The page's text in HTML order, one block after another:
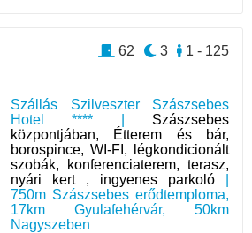
Szállás Szilveszter Szászsebes
Hotel **** | Szászsebes
központjában, Étterem és bár,
borospince, WI-FI, légkondicionált
szobák, konferenciaterem, terasz,
nyári kert , ingyenes parkoló
750m Szászsebes erődtemploma,
17km Gyulafehérvár, 50km
Nagyszeben
1 - 125
3
62